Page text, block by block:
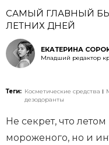
САМЫЙ ГЛАВНЫЙ
ЛЕТНИХ ДНЕЙ
ЕКАТЕРИНА
Младший редактор
Теги: Косметические средства
дезодоранты
Не секрет, что
мороженого, но и